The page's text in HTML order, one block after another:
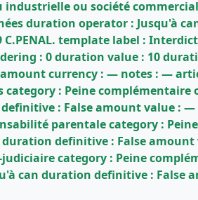
ou société
duration operator : Jusqu'à
template label :
: 0 duration value : 10
currency : — notes : —
: Peine complémentaire
: False amount value :
parentale category :
definitive : False
category : Peine
can duration definitive : False